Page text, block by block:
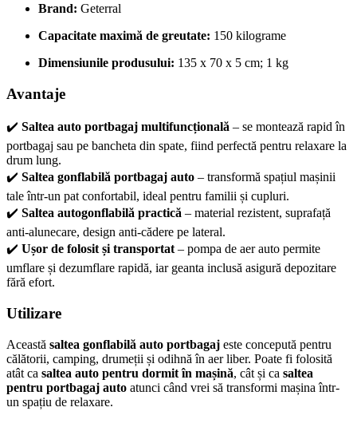
Brand: Geterral
Capacitate maximă de greutate: 150 kilograme
Dimensiunile produsului: 135 x 70 x 5 cm; 1 kg
Avantaje
✔️ Saltea auto portbagaj multifuncțională – se montează rapid în
portbagaj sau pe bancheta din spate, fiind perfectă pentru relaxare la
drum lung.
✔️ Saltea gonflabilă portbagaj auto – transformă spațiul mașinii
tale într-un pat confortabil, ideal pentru familii și cupluri.
✔️ Saltea autogonflabilă practică – material rezistent, suprafață
anti‑alunecare, design anti‑cădere pe lateral.
✔️ Ușor de folosit și transportat – pompa de aer auto permite
umflare și dezumflare rapidă, iar geanta inclusă asigură depozitare
fără efort.
Utilizare
Această saltea gonflabilă auto portbagaj este concepută pentru
călătorii, camping, drumeții și odihnă în aer liber. Poate fi folosită
atât ca saltea auto pentru dormit în mașină, cât și ca saltea
pentru portbagaj auto atunci când vrei să transformi mașina într-
un spațiu de relaxare.